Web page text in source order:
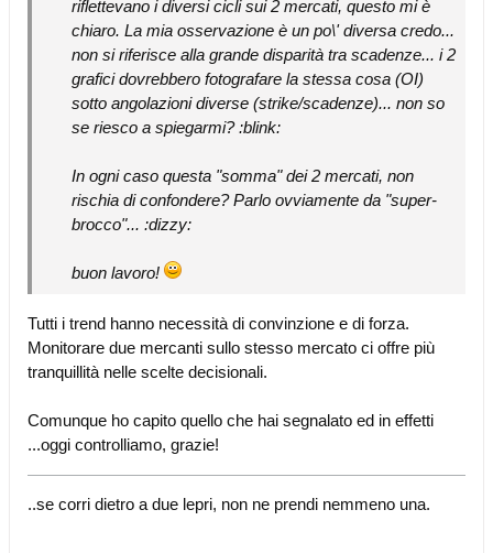
riflettevano i diversi cicli sui 2 mercati, questo mi è
chiaro. La mia osservazione è un po\' diversa credo...
non si riferisce alla grande disparità tra scadenze... i 2
grafici dovrebbero fotografare la stessa cosa (OI)
sotto angolazioni diverse (strike/scadenze)... non so
se riesco a spiegarmi? :blink:
In ogni caso questa "somma" dei 2 mercati, non
rischia di confondere? Parlo ovviamente da "super-
brocco"... :dizzy:
buon lavoro!
Tutti i trend hanno necessità di convinzione e di forza.
Monitorare due mercanti sullo stesso mercato ci offre più
tranquillità nelle scelte decisionali.
Comunque ho capito quello che hai segnalato ed in effetti
...oggi controlliamo, grazie!
..se corri dietro a due lepri, non ne prendi nemmeno una.